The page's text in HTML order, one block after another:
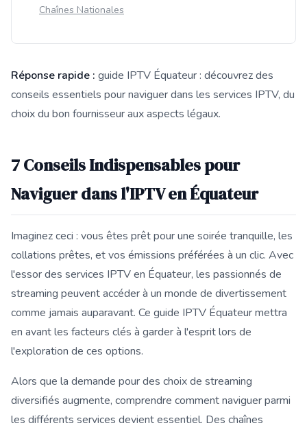
Chaînes Nationales
Réponse rapide : guide IPTV Équateur : découvrez des
conseils essentiels pour naviguer dans les services IPTV, du
choix du bon fournisseur aux aspects légaux.
7 Conseils Indispensables pour
Naviguer dans l'IPTV en Équateur
Imaginez ceci : vous êtes prêt pour une soirée tranquille, les
collations prêtes, et vos émissions préférées à un clic. Avec
l'essor des services IPTV en Équateur, les passionnés de
streaming peuvent accéder à un monde de divertissement
comme jamais auparavant. Ce guide IPTV Équateur mettra
en avant les facteurs clés à garder à l'esprit lors de
l'exploration de ces options.
Alors que la demande pour des choix de streaming
diversifiés augmente, comprendre comment naviguer parmi
les différents services devient essentiel. Des chaînes